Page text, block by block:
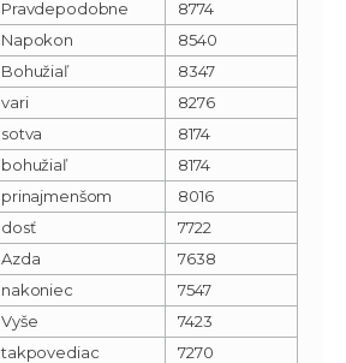
Pravdepodobne
8774
Napokon
8540
Bohužiaľ
8347
vari
8276
sotva
8174
bohužiaľ
8174
prinajmenšom
8016
dosť
7722
Azda
7638
nakoniec
7547
Vyše
7423
takpovediac
7270